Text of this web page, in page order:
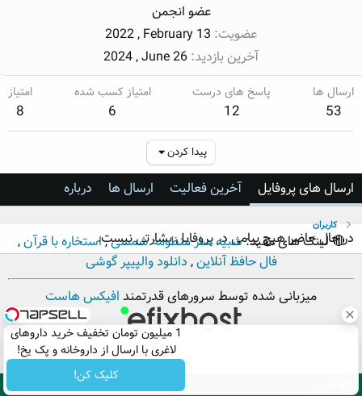
1 میلیون تومان تخفیف خرید داروهای
لاغری با ارسال از داروخانه و پک یخ!
کلیک کن!
عضو انجمن
عضویت 2022 , February 13
آخرین بازدید 2024 , June 26
ارسال ها
53
پاسخ های درست
12
امتیاز کسب شده
6
امتیاز
8
پیدا کردن
ارسال های پروفایل آخرین فعالیت ارسال ها درباره
در حال حاضر هیچ پیامی در پروفایل بشارتی نیست.
کاربران
🔴 لینک های مفید:شبیه ساز منظومه شمسی,استخاره با قرآن,
فال حافظ آنلاین, دانلود والپیپر گوشی
میزبانی شده توسط سرورهای قدرتمند افیکس هاست